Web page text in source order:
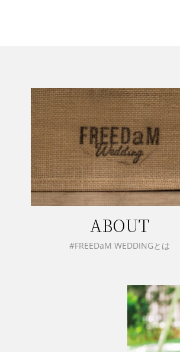
ABOUT
#FREEDaM WEDDINGとは